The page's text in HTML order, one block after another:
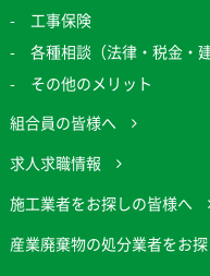
工事保険
各種相談（法律・税金・
その他のメリット
組合員の皆様へ
求人求職情報
施工業者をお探しの皆様へ
産業廃棄物の処分業者をお